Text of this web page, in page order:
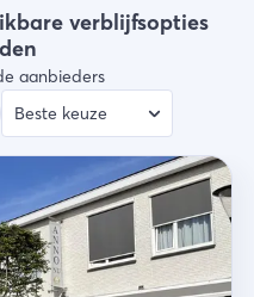
verblijfsopties
aanbieders